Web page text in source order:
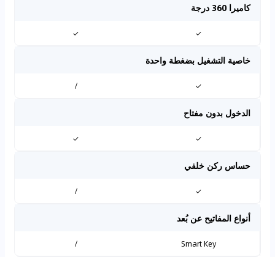
كاميرا 360 درجة
✓
✓
خاصية التشغيل بضغطة واحدة
✓
/
الدخول بدون مفتاح
✓
✓
حساس ركن خلفي
✓
/
أنواع المفاتيح عن بُعد
Smart Key
/